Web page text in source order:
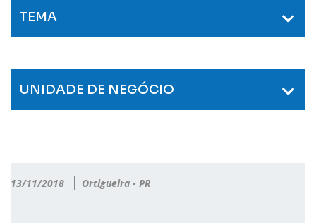
TEMA
UNIDADE DE NEGÓCIO
13/11/2018 Ortigueira - PR